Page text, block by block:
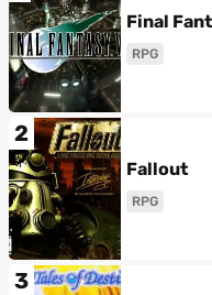
Final
RPG
2
Fallout
RPG
3